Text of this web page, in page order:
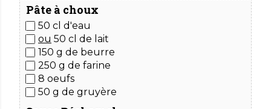
Pâte à choux
50 cl d'eau
ou 50 cl de lait
150 g de beurre
250 g de farine
8 oeufs
50 g de gruyère